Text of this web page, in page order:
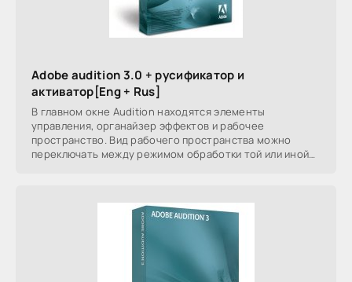
Adobe audition 3.0 + русификатор и
активатор[Eng + Rus]
В главном окне Audition находятся элементы
управления, органайзер эффектов и рабочее
пространство. Вид рабочего пространства можно
переключать между режимом обработки той или иной